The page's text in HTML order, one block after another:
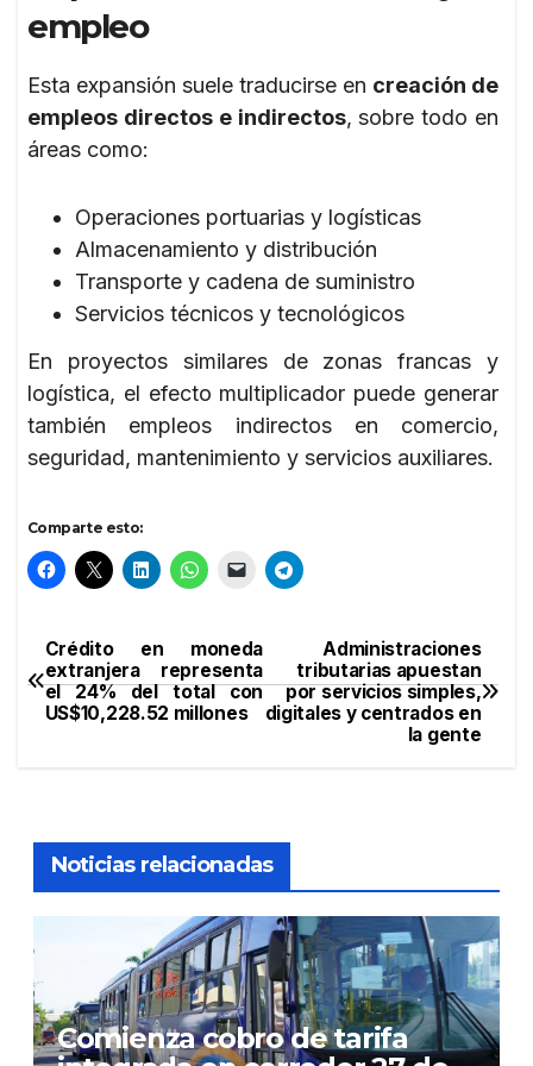
empleo
Esta expansión suele traducirse en creación de
empleos directos e indirectos, sobre todo en
áreas como:
Operaciones portuarias y logísticas
Almacenamiento y distribución
Transporte y cadena de suministro
Servicios técnicos y tecnológicos
En proyectos similares de zonas francas y
logística, el efecto multiplicador puede generar
también empleos indirectos en comercio,
seguridad, mantenimiento y servicios auxiliares.
Comparte esto:
Navegación
de
Administraciones
tributarias apuestan
por servicios simples,
digitales y centrados en
la gente
Crédito en moneda
extranjera representa
el 24% del total con
US$10,228.52 millones
Noticias relacionadas
Comienza cobro de tarifa